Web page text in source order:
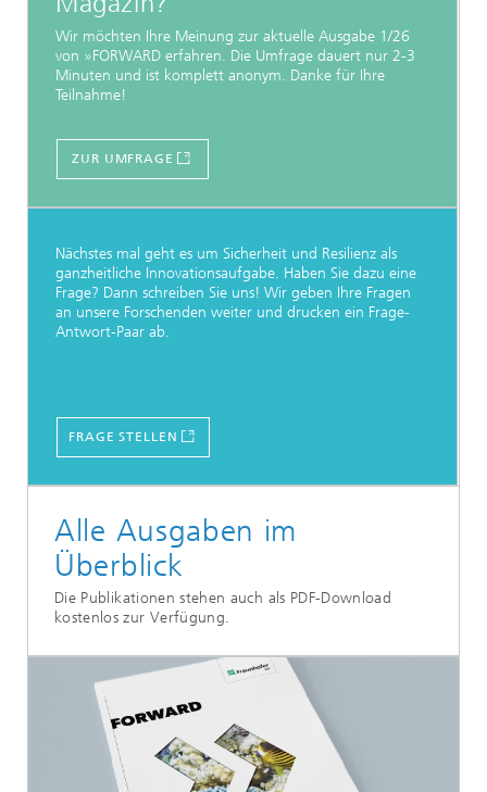
Wir möchten Ihre Meinung zur aktuelle Ausgabe 1/26
von »FORWARD erfahren. Die Umfrage dauert nur 2-3
Minuten und ist komplett anonym. Danke für Ihre
Teilnahme!
ZUR UMFRAGE
Nächstes mal geht es um Sicherheit und Resilienz als
ganzheitliche Innovationsaufgabe. Haben Sie dazu eine
Frage? Dann schreiben Sie uns! Wir geben Ihre Fragen
an unsere Forschenden weiter und drucken ein Frage-
Antwort-Paar ab.
FRAGE STELLEN
Alle Ausgaben im
Überblick
Die Publikationen stehen auch als PDF-Download
kostenlos zur Verfügung.